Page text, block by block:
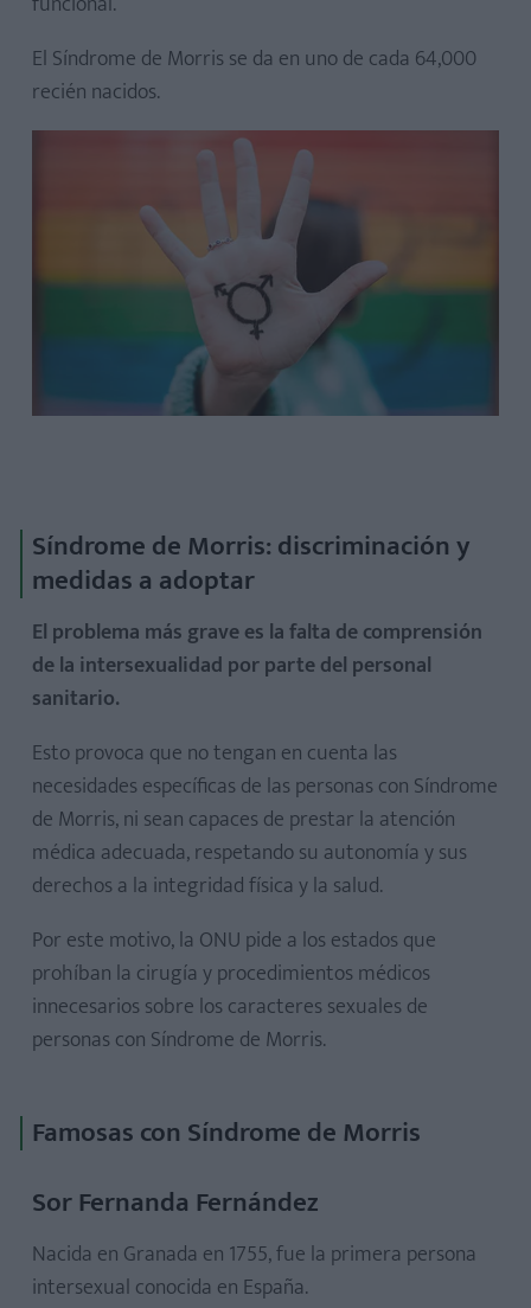
El Síndrome de Morris se da en uno de cada 64,000
recién nacidos.
Síndrome de Morris: discriminación y
medidas a adoptar
El problema más grave es la falta de comprensión
de la intersexualidad por parte del personal
sanitario.
Esto provoca que no tengan en cuenta las
necesidades específicas de las personas con Síndrome
de Morris, ni sean capaces de prestar la atención
médica adecuada, respetando su autonomía y sus
derechos a la integridad física y la salud.
Por este motivo, la ONU pide a los estados que
prohíban la cirugía y procedimientos médicos
innecesarios sobre los caracteres sexuales de
personas con Síndrome de Morris.
Famosas con Síndrome de Morris
Sor Fernanda Fernández
Nacida en Granada en 1755, fue la primera persona
intersexual conocida en España.